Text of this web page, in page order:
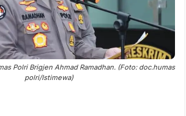
Polri Brigjen Ahmad Ramadhan. (Foto: doc.humas
polri/Istimewa)